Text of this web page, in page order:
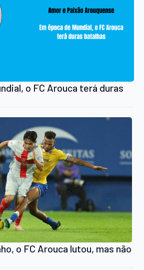
o FC Arouca terá duras
o FC Arouca lutou, mas não